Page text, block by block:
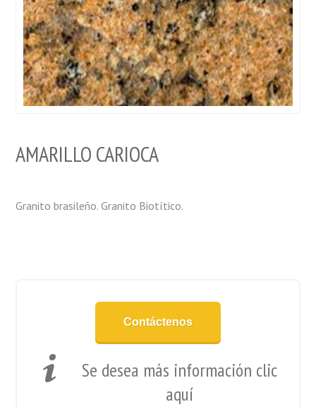
AMARILLO CARIOCA
Granito brasileño. Granito Biotítico.
Contáctenos
Se desea más información clic
aquí